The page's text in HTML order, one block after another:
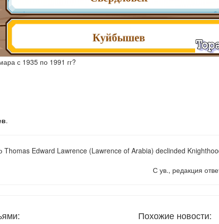
с 1935 по 1991 гг?
.
Thomas Edward Lawrence (Lawrence of Arabia) declinded
С ув., редакция
Похожие новости: